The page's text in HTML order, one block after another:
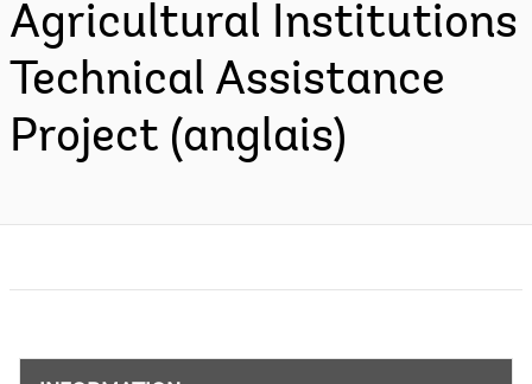
Agricultural Institutions
Technical Assistance
Project (anglais)